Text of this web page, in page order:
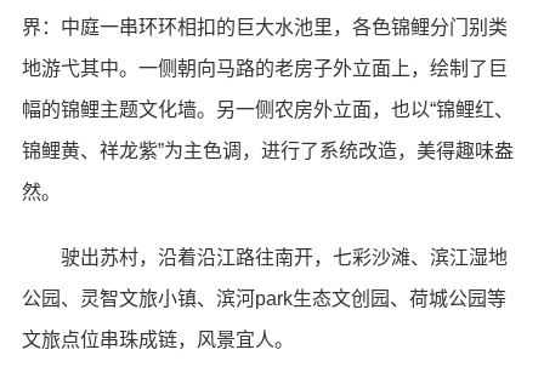
界：中庭一串环环相扣的巨大水池里，各色锦鲤分门别类
地游弋其中。一侧朝向马路的老房子外立面上，绘制了巨
幅的锦鲤主题文化墙。另一侧农房外立面，也以“锦鲤红、
锦鲤黄、祥龙紫”为主色调，进行了系统改造，美得趣味盎
然。
驶出苏村，沿着沿江路往南开，七彩沙滩、滨江湿地
公园、灵智文旅小镇、滨河park生态文创园、荷城公园等
文旅点位串珠成链，风景宜人。